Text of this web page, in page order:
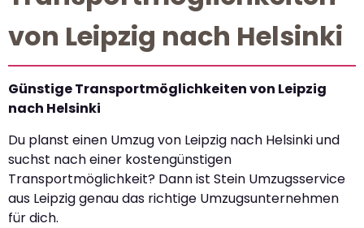
von Leipzig nach Helsinki
Günstige Transportmöglichkeiten von Leipzig
nach Helsinki
Du planst einen Umzug von Leipzig nach Helsinki und
suchst nach einer kostengünstigen
Transportmöglichkeit? Dann ist Stein Umzugsservice
aus Leipzig genau das richtige Umzugsunternehmen
für dich.